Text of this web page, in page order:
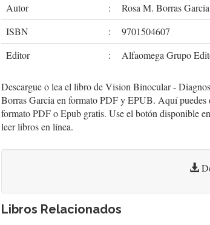
Autor
:
Rosa M. Borras Garcia
ISBN
:
9701504607
Editor
: Alfaomega Grupo
Descargue o lea el libro de Vision Binocular -
Borras Garcia en formato PDF y EPUB. Aquí puedes
formato PDF o Epub gratis. Use el botón disponible
leer libros en línea.
Libros Relacionados